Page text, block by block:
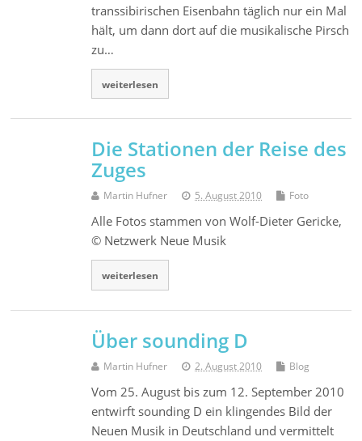
transsibirischen Eisenbahn täglich nur ein Mal
hält, um dann dort auf die musikalische Pirsch
zu…
weiterlesen
Die Stationen der Reise des
Zuges
Martin Hufner 5. August 2010 Foto
Alle Fotos stammen von Wolf-Dieter Gericke,
© Netzwerk Neue Musik
weiterlesen
Über sounding D
Martin Hufner 2. August 2010 Blog
Vom 25. August bis zum 12. September 2010
entwirft sounding D ein klingendes Bild der
Neuen Musik in Deutschland und vermittelt